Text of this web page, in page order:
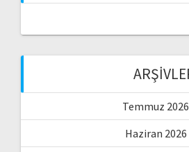
Temmuz 2026
Haziran 2026